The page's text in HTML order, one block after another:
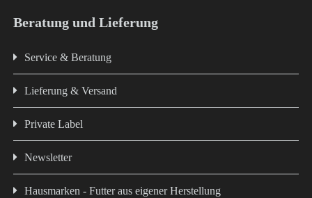
Beratung und Lieferung
Service & Beratung
Lieferung & Versand
Private Label
Newsletter
Hausmarken - Futter aus eigener Herstellung